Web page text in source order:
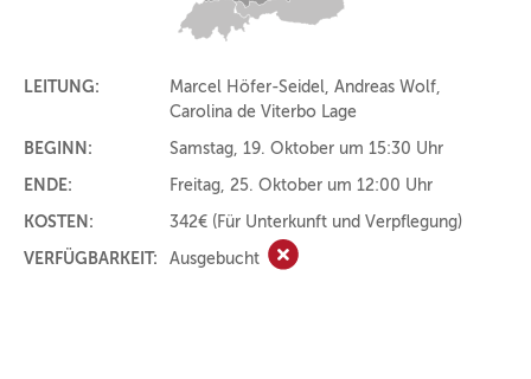
LEITUNG:
Marcel Höfer-Seidel, Andreas Wolf,
Carolina de Viterbo Lage
BEGINN:
Samstag, 19. Oktober um 15:30 Uhr
ENDE:
Freitag, 25. Oktober um 12:00 Uhr
KOSTEN:
342€ (Für Unterkunft und Verpflegung)
VERFÜGBARKEIT:
Ausgebucht Ausgebucht